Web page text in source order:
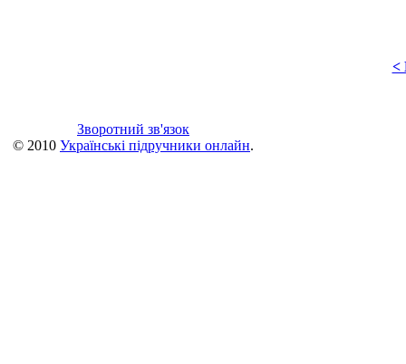
<
Зворотний зв'язок
© 2010 Українські підручники онлайн.